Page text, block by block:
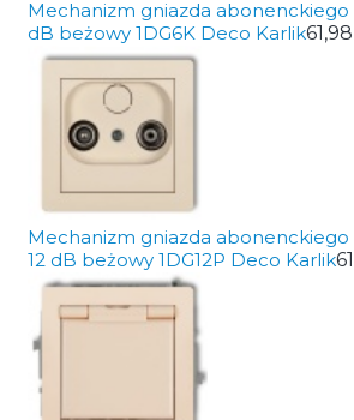
Mechanizm gniazda abonenckiego
dB beżowy 1DG6K Deco Karlik61,98
Mechanizm gniazda
12 dB beżowy 1DG12P Deco Karlik